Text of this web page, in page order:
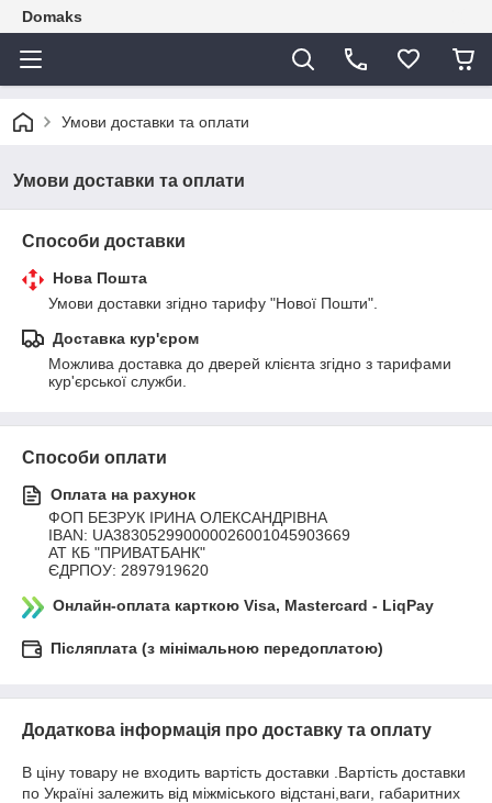
Domaks
Умови доставки та оплати
Умови доставки та оплати
Способи доставки
Нова Пошта
Умови доставки згідно тарифу "Нової Пошти".
Доставка кур'єром
Можлива доставка до дверей клієнта згідно з тарифами
кур'єрської служби.
Способи оплати
Оплата на рахунок
ФОП БЕЗРУК ІРИНА ОЛЕКСАНДРІВНА
IBAN: UA383052990000026001045903669
АТ КБ "ПРИВАТБАНК"
ЄДРПОУ: 2897919620
Онлайн-оплата карткою Visa, Mastercard - LiqPay
Післяплата (з мінімальною передоплатою)
Додаткова інформація про доставку та оплату
В ціну товару не входить вартість доставки .Вартість доставки
по Україні залежить від міжміського відстані,ваги, габаритних